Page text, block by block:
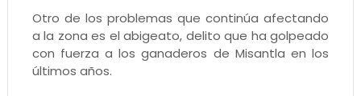
Otro de los problemas que continúa afectando
a la zona es el abigeato, delito que ha golpeado
con fuerza a los ganaderos de Misantla en los
últimos años.